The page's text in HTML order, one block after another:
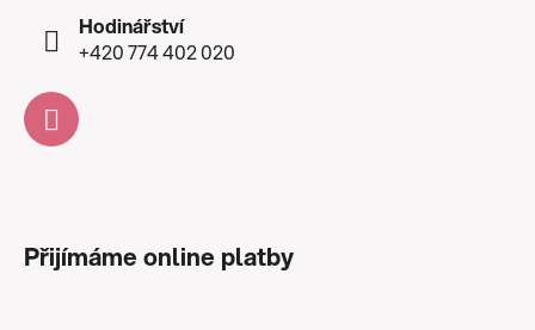
Hodinářství
+420 774 402 020
Přijímáme online platby